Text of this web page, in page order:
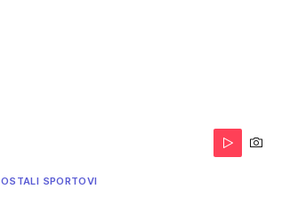
OSTALI SPORTOVI